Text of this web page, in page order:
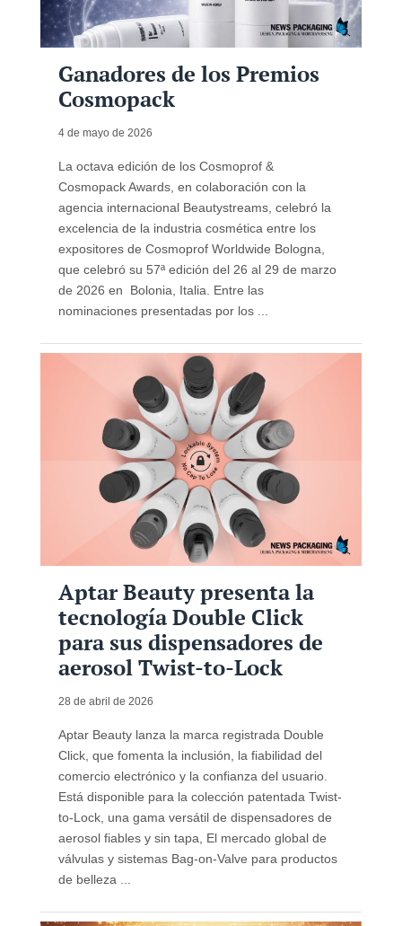
Ganadores de los Premios
Cosmopack
4 de mayo de 2026
La octava edición de los Cosmoprof &
Cosmopack Awards, en colaboración con la
agencia internacional Beautystreams, celebró la
excelencia de la industria cosmética entre los
expositores de Cosmoprof Worldwide Bologna,
que celebró su 57ª edición del 26 al 29 de marzo
de 2026 en Bolonia, Italia. Entre las
nominaciones presentadas por los ...
Aptar Beauty presenta la
tecnología Double Click
para sus dispensadores de
aerosol Twist-to-Lock
28 de abril de 2026
Aptar Beauty lanza la marca registrada Double
Click, que fomenta la inclusión, la fiabilidad del
comercio electrónico y la confianza del usuario.
Está disponible para la colección patentada Twist-
to-Lock, una gama versátil de dispensadores de
aerosol fiables y sin tapa, El mercado global de
válvulas y sistemas Bag-on-Valve para productos
de belleza ...